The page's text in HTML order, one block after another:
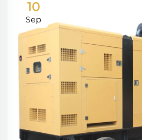
10
Sep